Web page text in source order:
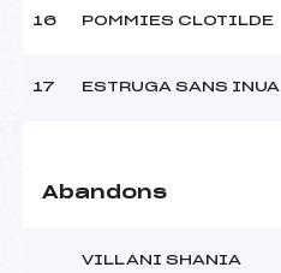
16 POMMIES CLOTILDE
17 ESTRUGA SANS INUA
Abandons
VILLANI SHANIA